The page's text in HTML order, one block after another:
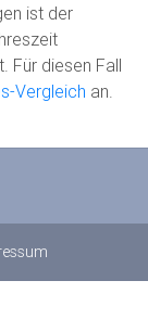
ist der
Für diesen Fall
Vergleich an.